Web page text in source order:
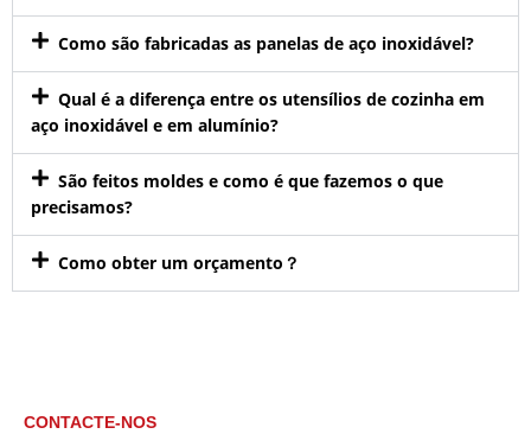
Como são fabricadas as panelas de aço inoxidável?
Qual é a diferença entre os utensílios de cozinha em
aço inoxidável e em alumínio?
São feitos moldes e como é que fazemos o que
precisamos?
Como obter um orçamento？
CONTACTE-NOS